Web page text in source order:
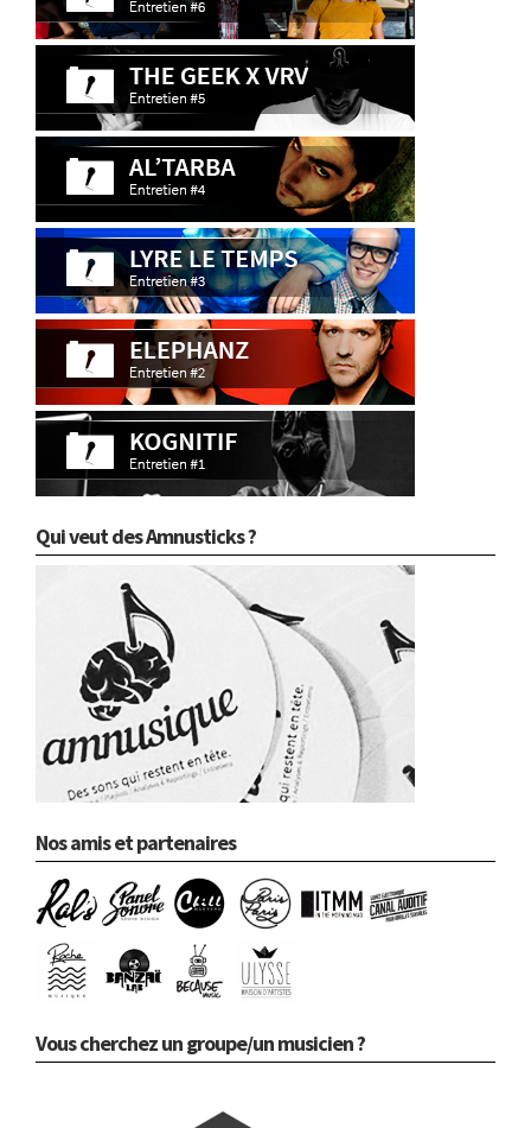
Qui veut des Amnusticks ?
Nos amis et partenaires
Vous cherchez un groupe/un musicien ?